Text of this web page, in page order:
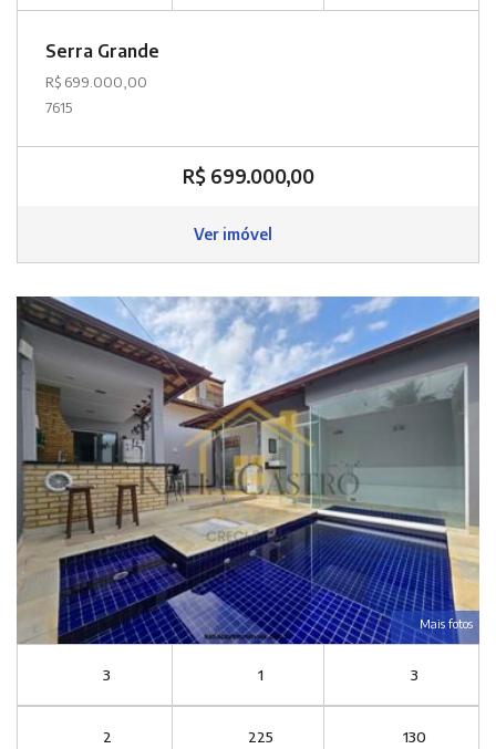
Serra Grande
R$ 699.000,00
7615
R$ 699.000,00
Ver imóvel
Mais fotos
3 1 3
2 225 130